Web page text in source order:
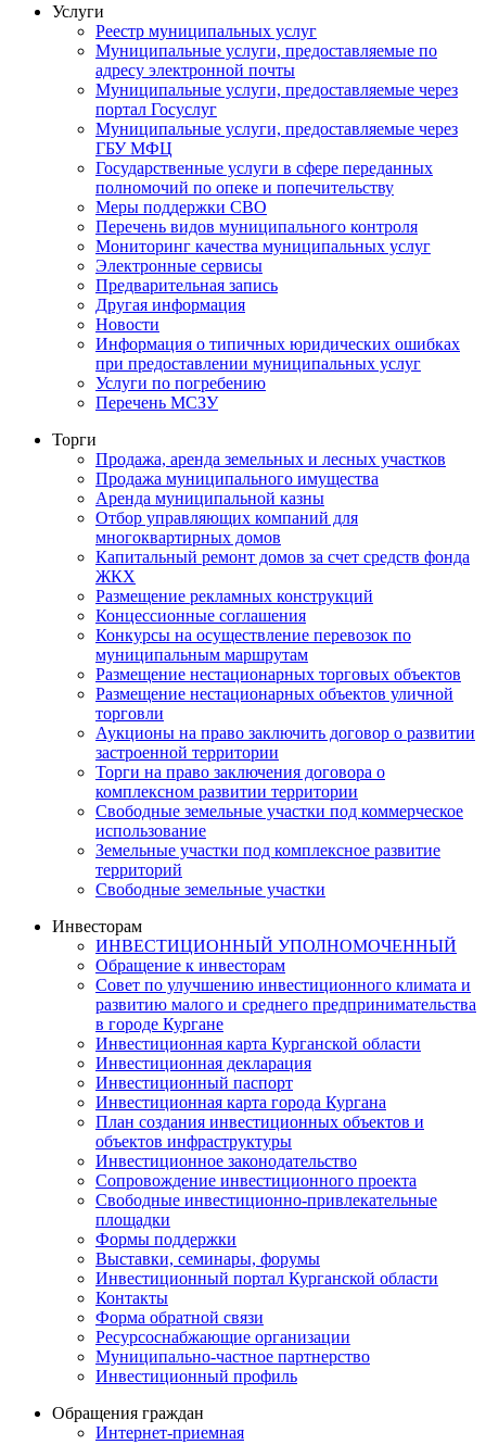
Услуги
Реестр муниципальных услуг
Муниципальные услуги, предоставляемые по
адресу электронной почты
Муниципальные услуги, предоставляемые через
портал Госуслуг
Муниципальные услуги, предоставляемые через
ГБУ МФЦ
Государственные услуги в сфере переданных
полномочий по опеке и попечительству
Меры поддержки СВО
Перечень видов муниципального контроля
Мониторинг качества муниципальных услуг
Электронные сервисы
Предварительная запись
Другая информация
Новости
Информация о типичных юридических ошибках
при предоставлении муниципальных услуг
Услуги по погребению
Перечень МСЗУ
Торги
Продажа, аренда земельных и лесных участков
Продажа муниципального имущества
Аренда муниципальной казны
Отбор управляющих компаний для
многоквартирных домов
Капитальный ремонт домов за счет средств фонда
ЖКХ
Размещение рекламных конструкций
Концессионные соглашения
Конкурсы на осуществление перевозок по
муниципальным маршрутам
Размещение нестационарных торговых объектов
Размещение нестационарных объектов уличной
торговли
Аукционы на право заключить договор о развитии
застроенной территории
Торги на право заключения договора о
комплексном развитии территории
Свободные земельные участки под коммерческое
использование
Земельные участки под комплексное развитие
территорий
Свободные земельные участки
Инвесторам
ИНВЕСТИЦИОННЫЙ УПОЛНОМОЧЕННЫЙ
Обращение к инвесторам
Совет по улучшению инвестиционного климата и
развитию малого и среднего предпринимательства
в городе Кургане
Инвестиционная карта Курганской области
Инвестиционная декларация
Инвестиционный паспорт
Инвестиционная карта города Кургана
План создания инвестиционных объектов и
объектов инфраструктуры
Инвестиционное законодательство
Сопровождение инвестиционного проекта
Свободные инвестиционно-привлекательные
площадки
Формы поддержки
Выставки, семинары, форумы
Инвестиционный портал Курганской области
Контакты
Форма обратной связи
Ресурсоснабжающие организации
Муниципально-частное партнерство
Инвестиционный профиль
Обращения граждан
Интернет-приемная